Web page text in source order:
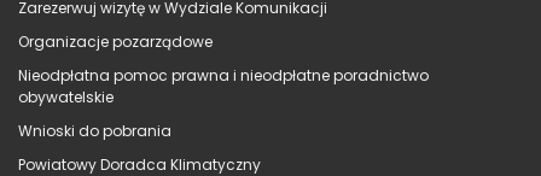
Zarezerwuj wizytę w Wydziale Komunikacji
Organizacje pozarządowe
Nieodpłatna pomoc prawna i nieodpłatne poradnictwo
obywatelskie
Wnioski do pobrania
Powiatowy Doradca Klimatyczny